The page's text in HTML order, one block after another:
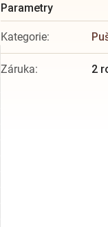
Kategorie:
Záruka: 2